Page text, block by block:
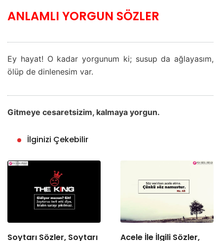
ANLAMLI YORGUN SÖZLER
Ey hayat! O kadar yorgunum ki; susup da ağlayasım,
ölüp de dinlenesim var.
Gitmeye cesaretsizim, kalmaya yorgun.
İlginizi Çekebilir
Soytarı Sözler, Soytarı
Acele İle İlgili Sözler,